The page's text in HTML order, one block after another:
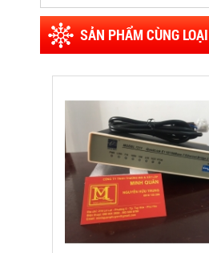
SẢN PHẨM CÙNG LOẠI